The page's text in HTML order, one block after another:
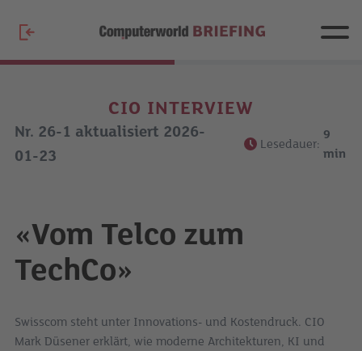
CIO INTERVIEW
Nr. 26-1 aktualisiert 2026-
01-23
Lesedauer:
9
min
«Vom Telco zum
TechCo»
Swisscom steht unter Innovations- und Kostendruck. CIO
Mark Düsener erklärt, wie moderne Architekturen, KI und